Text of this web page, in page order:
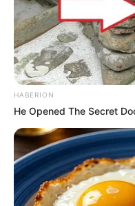
VEJA A RECEITA
HABERION
He Opened The Secret